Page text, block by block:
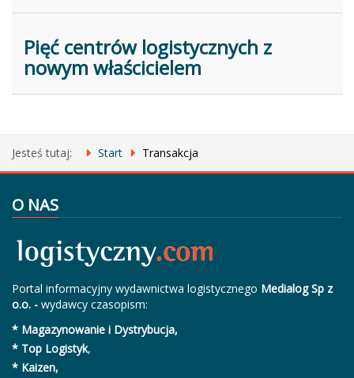
Pięć centrów logistycznych z
nowym właścicielem
Jesteś tutaj: Start Transakcja
O NAS
Portal informacyjny wydawnictwa logistycznego Medialog Sp z
o.o. - wydawcy czasopism:
* Magazynowanie i Dystrybucja,
* Top Logistyk,
* Kaizen,